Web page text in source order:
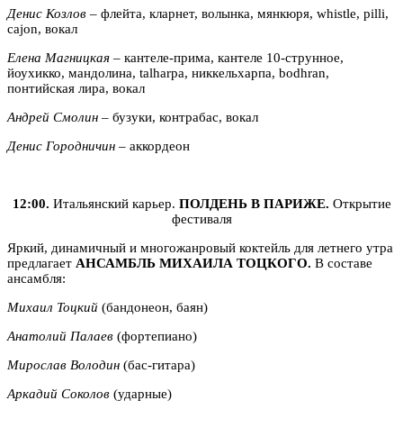
Денис Козлов – флейта, кларнет, волынка, мянкюря, whistle, pilli,
cajon, вокал
Елена Магницкая – кантеле-прима, кантеле 10-струнное,
йоухикко, мандолина, talharpa, никкельхарпа, bodhran,
понтийская лира, вокал
Андрей Смолин – бузуки, контрабас, вокал
Денис Городничин – аккордеон
12:00. Итальянский карьер. ПОЛДЕНЬ В ПАРИЖЕ. Открытие
фестиваля
Яркий, динамичный и многожанровый коктейль для летнего утра
предлагает АНСАМБЛЬ МИХАИЛА ТОЦКОГО. В составе
ансамбля:
Михаил Тоцкий (бандонеон, баян)
Анатолий Палаев (фортепиано)
Мирослав Володин (бас-гитара)
Аркадий Соколов (ударные)